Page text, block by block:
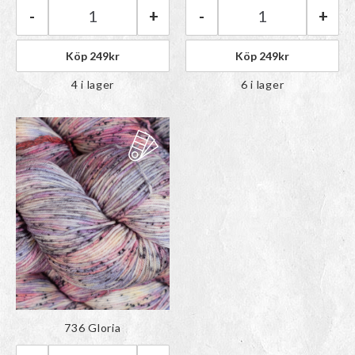
Malabrigo Ultimate Sock | 341 Neverland mängd
- +
Köp 249kr
4 i lager
Malabrigo
- +
Köp 249kr
6 i lager
Färgen har lagts till i
paletten
736 Gloria